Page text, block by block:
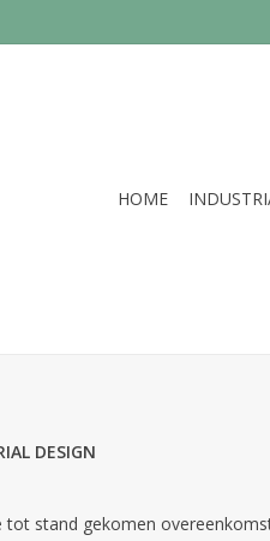
HOME
DESIGN
stand gekomen